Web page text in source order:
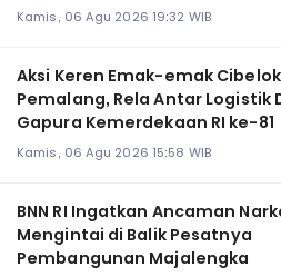
Kamis, 06 Agu 2026 19:32 WIB
Aksi Keren Emak-emak Cibelok
Pemalang, Rela Antar Logistik
Gapura Kemerdekaan RI ke-81
Kamis, 06 Agu 2026 15:58 WIB
BNN RI Ingatkan Ancaman
Mengintai di Balik Pesatnya
Pembangunan Majalengka